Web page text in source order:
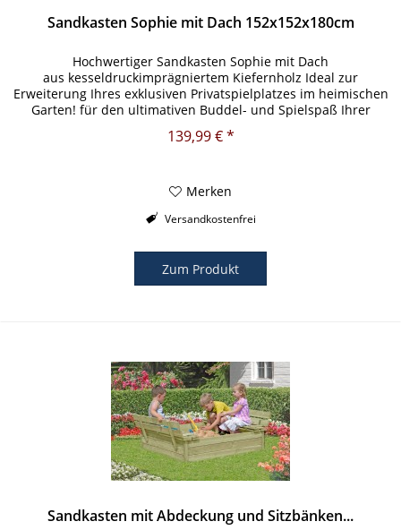
Sandkasten Sophie mit Dach 152x152x180cm
Hochwertiger Sandkasten Sophie mit Dach
aus kesseldruckimprägniertem Kiefernholz Ideal zur
Erweiterung Ihres exklusiven Privatspielplatzes im heimischen
Garten! für den ultimativen Buddel- und Spielspaß Ihrer
Kleinen... Produktmerkmale:...
139,99 € *
Merken
Versandkostenfrei
Zum Produkt
Sandkasten mit Abdeckung und Sitzbänken...